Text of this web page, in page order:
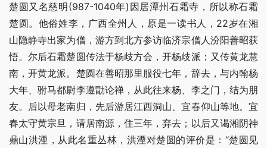
楚圆又名慈明(987-1040年)因居潭州石霜寺，所以称石霜
楚圆。他俗姓李，广西全州人，原是一读书人，22岁在湘
山隐静寺出家为僧，游方到北方参访临济宗僧人汾阳善昭获
悟。尔后石霜楚圆传法于杨歧方会，开杨歧派；又传黄龙慧
南，开黄龙派。楚圆在善昭那里服役七年，辞去，与内翰杨
大年、驸马都尉李遵勖论禅，从此往来杨、李之门，结为朋
友。后以母老南归，先后游居江西洞山、宜春仰山等地。宜
春太守黄宗旦，请居南源，住三年，弃去；以后又谒湘阴神
鼎山洪湮，从此名重丛林，洪湮对楚圆的评价是：“楚圆见